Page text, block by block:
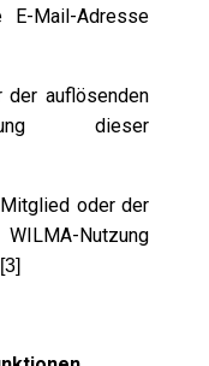
E-Mail-Adresse
der auflösenden
dieser
oder der
Nutzung
[3]